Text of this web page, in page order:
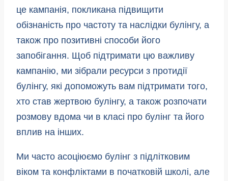
це кампанія, покликана підвищити
обізнаність про частоту та наслідки булінгу, а
також про позитивні способи його
запобігання. Щоб підтримати цю важливу
кампанію, ми зібрали ресурси з протидії
булінгу, які допоможуть вам підтримати того,
хто став жертвою булінгу, а також розпочати
розмову вдома чи в класі про булінг та його
вплив на інших.
Ми часто асоціюємо булінг з підлітковим
віком та конфліктами в початковій школі, але